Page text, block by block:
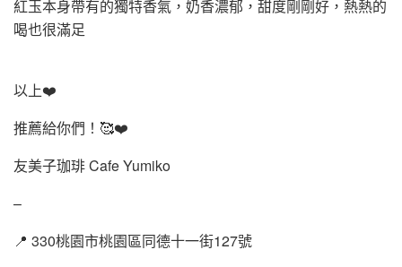
紅玉本身帶有的獨特香氣，奶香濃郁，甜度剛剛好，熱熱的
喝也很滿足
以上❤️
推薦給你們！🥰❤️
友美子珈琲 Cafe Yumiko
–
📍 330桃園市桃園區同德十一街127號